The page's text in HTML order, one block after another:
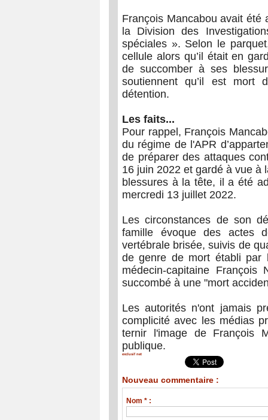
François Mancabou avait été
la Division des
spéciales ». Selon le
cellule alors qu’il était en
de succomber à ses
soutiennent qu’il est
détention.
Les faits...
Pour rappel, François
du régime de l'APR
de préparer des attaques
16 juin 2022 et gardé à vue à
blessures à la tête, il a été
mercredi 13 juillet 2022.
Les circonstances de son
famille évoque des actes
vertébrale brisée, suivis de
de genre de mort établi par
médecin-capitaine
succombé à une "mort
Les autorités n'ont jamais
complicité avec les médias
ternir l'image de François
publique.
exclusif net
Nouveau commentaire :
Nom * :